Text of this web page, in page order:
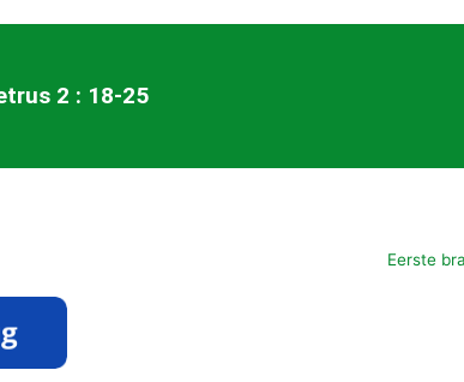
2 : 18-25
Eerste